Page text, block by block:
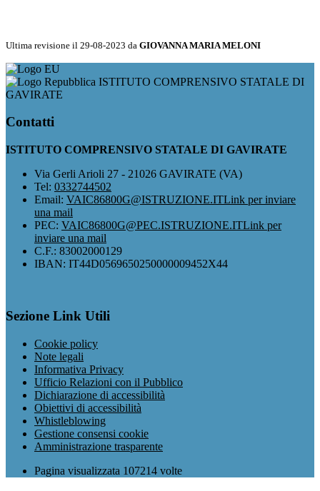
Ultima revisione il 29-08-2023 da GIOVANNA MARIA MELONI
ISTITUTO COMPRENSIVO STATALE DI
GAVIRATE
Contatti
ISTITUTO COMPRENSIVO STATALE DI GAVIRATE
Via Gerli Arioli 27 - 21026 GAVIRATE (VA)
Tel: 0332744502
Email: VAIC86800G@ISTRUZIONE.ITLink per inviare
una mail
PEC: VAIC86800G@PEC.ISTRUZIONE.ITLink per
inviare una mail
C.F.: 83002000129
IBAN: IT44D0569650250000009452X44
Sezione Link Utili
Cookie policy
Note legali
Informativa Privacy
Ufficio Relazioni con il Pubblico
Dichiarazione di accessibilità
Obiettivi di accessibilità
Whistleblowing
Gestione consensi cookie
Amministrazione trasparente
Pagina visualizzata 107214 volte